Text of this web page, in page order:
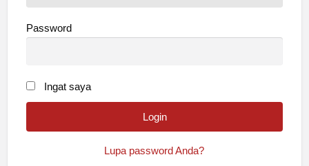
Password
Ingat saya
Lupa password Anda?